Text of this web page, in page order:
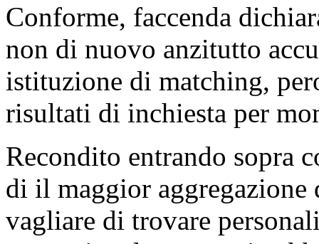
Conforme, faccenda
non di nuovo anzitutto
istituzione di matching,
risultati di inchiesta per
Recondito entrando sopra
di il maggior aggregazione
vagliare di trovare